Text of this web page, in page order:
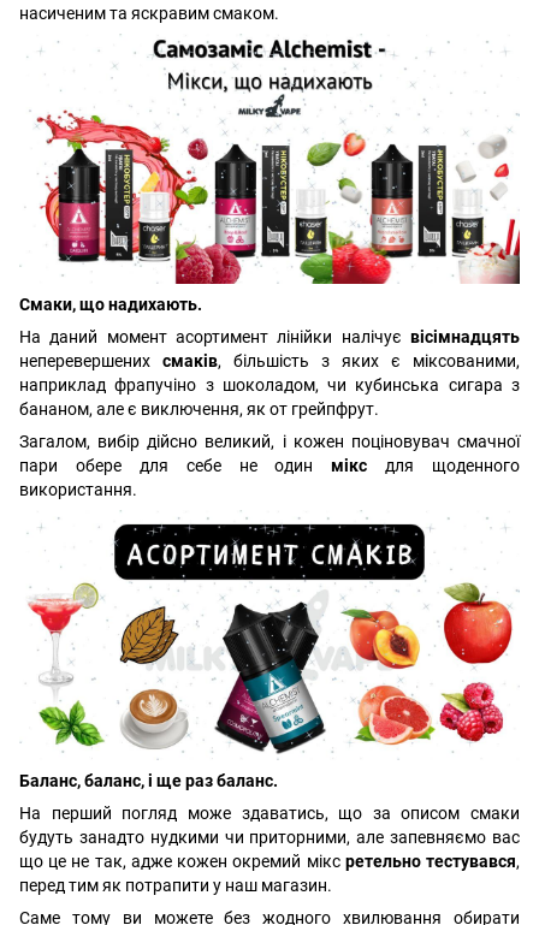
насиченим та яскравим смаком.
Смаки, що надихають.
На даний момент асортимент лінійки налічує вісімнадцять
неперевершених смаків, більшість з яких є міксованими,
наприклад фрапучіно з шоколадом, чи кубинська сигара з
бананом, але є виключення, як от грейпфрут.
Загалом, вибір дійсно великий, і кожен поціновувач смачної
пари обере для себе не одинмікс для щоденного
використання.
Баланс, баланс, і ще раз баланс.
На перший погляд може здаватись, що за описом смаки
будуть занадто нудкими чи приторними, але запевняємо вас
що це не так, адже кожен окремий мікс ретельно тестувався,
перед тим як потрапити у наш магазин.
Саме тому ви можете без жодного хвилювання обирати